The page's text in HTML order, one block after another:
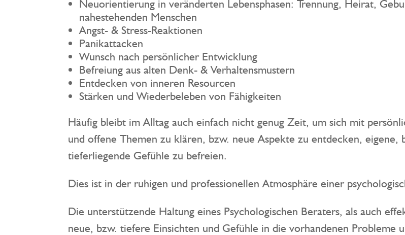
Neuorientierung in veränderten Lebensphasen: Trennung, Heirat,
nahestehenden Menschen
Angst- & Stress-Reaktionen
Panikattacken
Wunsch nach persönlicher Entwicklung
Befreiung aus alten Denk- & Verhaltensmustern
Entdecken von inneren Resourcen
Stärken und Wiederbeleben von Fähigkeiten
Häufig bleibt im Alltag auch einfach nicht genug Zeit, um sich mit
und offene Themen zu klären, bzw. neue Aspekte zu entdecken, eigene,
tieferliegende Gefühle zu befreien.
Dies ist in der ruhigen und professionellen Atmosphäre einer
Die unterstützende Haltung eines Psychologischen Beraters, als auch
neue, bzw. tiefere Einsichten und Gefühle in die vorhandenen Probleme